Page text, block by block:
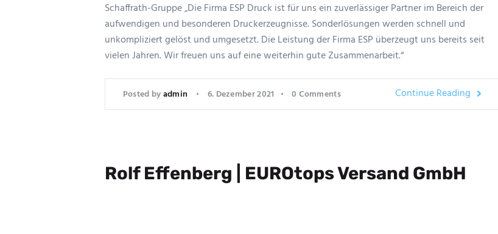
Schaffrath-Gruppe „Die Firma ESP Druck ist für uns ein zuverlässiger Partner im Bereich der
aufwendigen und besonderen Druckerzeugnisse. Sonderlösungen werden schnell und
unkompliziert gelöst und umgesetzt. Die Leistung der Firma ESP überzeugt uns bereits seit
vielen Jahren. Wir freuen uns auf eine weiterhin gute Zusammenarbeit.“
Posted byadmin 6. Dezember 2021 0 Comments Continue Reading
Rolf Effenberg | EUROtops Versand GmbH